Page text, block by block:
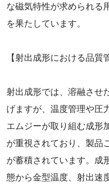
な磁気特性が求められる
を果たしています。
【射出成形における品質
射出成形では、溶融させ
げますが、温度管理や圧
エムジーが取り組む成形
が重視されており、製品
が蓄積されています。成
態から金型温度、射出速